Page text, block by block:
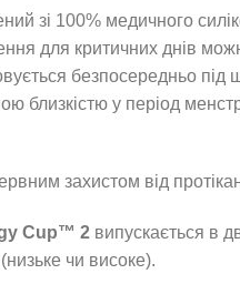
зі 100% медичного
для критичних днів
безпосередньо
близкістю у період
захистом від
Cup™ 2випускається в
чи високе).